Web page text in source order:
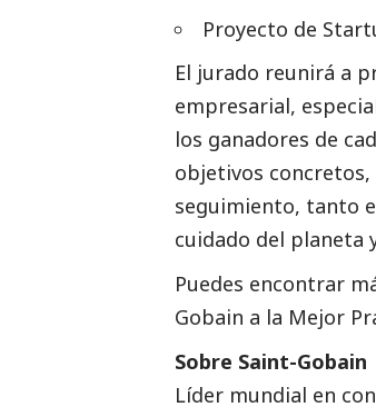
Proyecto de
El jurado reunirá a
empresarial,
los ganadores de
objetivos
seguimiento, tanto
cuidado del planeta
Puedes encontrar
Gobain a la Mejor
Sobre Saint-Gobain
Líder mundial en